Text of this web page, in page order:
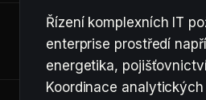
Řízení komplexních IT
enterprise prostředí
energetika,
Koordinace